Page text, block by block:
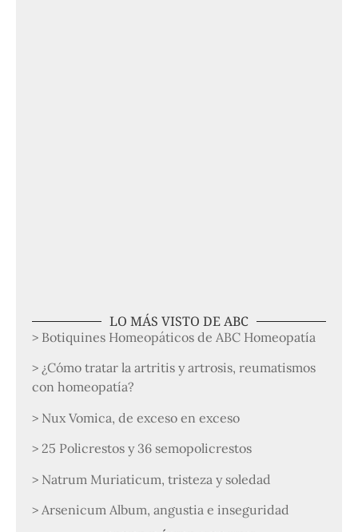
LO MÁS VISTO DE ABC
> Botiquines Homeopáticos de ABC Homeopatía
> ¿Cómo tratar la artritis y artrosis, reumatismos
con homeopatía?
> Nux Vomica, de exceso en exceso
> 25 Policrestos y 36 semopolicrestos
> Natrum Muriaticum, tristeza y soledad
> Arsenicum Album, angustia e inseguridad